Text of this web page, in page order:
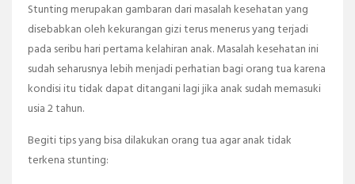
Stunting merupakan gambaran dari masalah kesehatan yang
disebabkan oleh kekurangan gizi terus menerus yang terjadi
pada seribu hari pertama kelahiran anak. Masalah kesehatan ini
sudah seharusnya lebih menjadi perhatian bagi orang tua karena
kondisi itu tidak dapat ditangani lagi jika anak sudah memasuki
usia 2 tahun.
Begiti tips yang bisa dilakukan orang tua agar anak tidak
terkena stunting: